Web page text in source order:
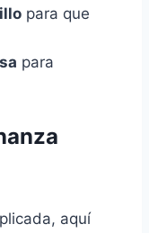
para que
para
aquí